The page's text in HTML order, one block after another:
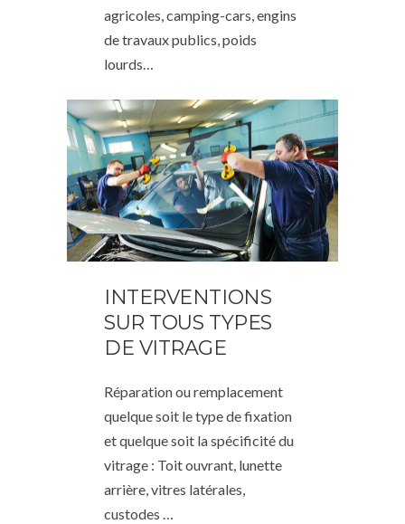
agricoles, camping-cars, engins
de travaux publics, poids
lourds…
INTERVENTIONS
SUR TOUS TYPES
DE VITRAGE
Réparation ou remplacement
quelque soit le type de fixation
et quelque soit la spécificité du
vitrage : Toit ouvrant, lunette
arrière, vitres latérales,
custodes …